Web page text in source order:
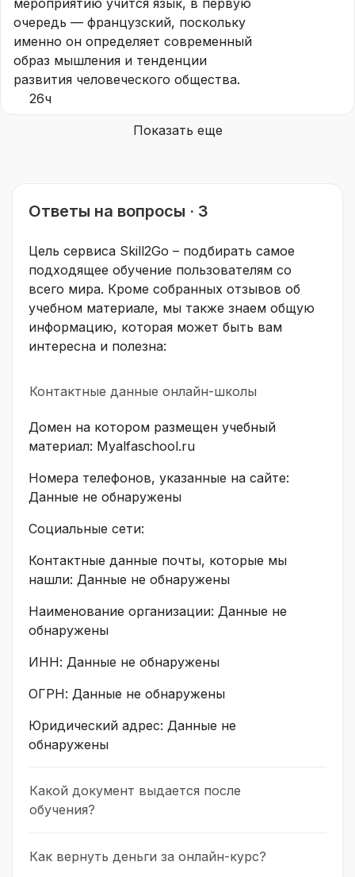
очередь — французский, поскольку
именно он определяет современный
образ мышления и тенденции
развития человеческого общества.
26ч
Показать еще
Ответы на вопросы · 3
Цель сервиса Skill2Go – подбирать самое
подходящее обучение пользователям со
всего мира. Кроме собранных отзывов об
учебном материале, мы также знаем общую
информацию, которая может быть вам
интересна и полезна:
Контактные данные онлайн-школы
Домен на котором размещен учебный
материал: Myalfaschool.ru
Номера телефонов, указанные на сайте:
Данные не обнаружены
Социальные сети:
Контактные данные почты, которые мы
нашли: Данные не обнаружены
Наименование организации: Данные не
обнаружены
ИНН: Данные не обнаружены
ОГРН: Данные не обнаружены
Юридический адрес: Данные не
обнаружены
Какой документ выдается после
обучения?
Как вернуть деньги за онлайн-курс?